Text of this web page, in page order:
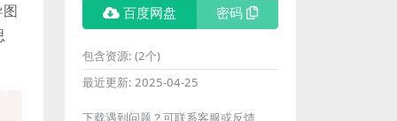
百度网盘 密码
包含资源: (2个)
最近更新: 2025-04-25
下载遇到问题？可联系客服或反馈